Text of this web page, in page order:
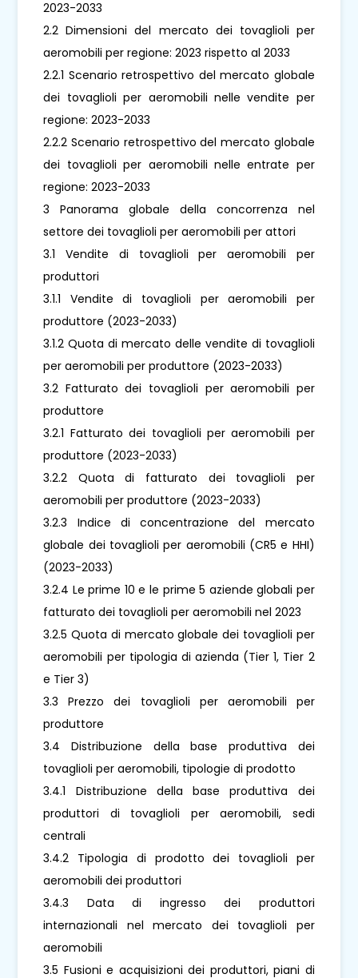
2023-2033
2.2 Dimensioni del mercato dei tovaglioli per
aeromobili per regione: 2023 rispetto al 2033
2.2.1 Scenario retrospettivo del mercato globale
dei tovaglioli per aeromobili nelle vendite per
regione: 2023-2033
2.2.2 Scenario retrospettivo del mercato globale
dei tovaglioli per aeromobili nelle entrate per
regione: 2023-2033
3 Panorama globale della concorrenza nel
settore dei tovaglioli per aeromobili per attori
3.1 Vendite di tovaglioli per aeromobili per
produttori
3.1.1 Vendite di tovaglioli per aeromobili per
produttore (2023-2033)
3.1.2 Quota di mercato delle vendite di tovaglioli
per aeromobili per produttore (2023-2033)
3.2 Fatturato dei tovaglioli per aeromobili per
produttore
3.2.1 Fatturato dei tovaglioli per aeromobili per
produttore (2023-2033)
3.2.2 Quota di fatturato dei tovaglioli per
aeromobili per produttore (2023-2033)
3.2.3 Indice di concentrazione del mercato
globale dei tovaglioli per aeromobili (CR5 e HHI)
(2023-2033)
3.2.4 Le prime 10 e le prime 5 aziende globali per
fatturato dei tovaglioli per aeromobili nel 2023
3.2.5 Quota di mercato globale dei tovaglioli per
aeromobili per tipologia di azienda (Tier 1, Tier 2
e Tier 3)
3.3 Prezzo dei tovaglioli per aeromobili per
produttore
3.4 Distribuzione della base produttiva dei
tovaglioli per aeromobili, tipologie di prodotto
3.4.1 Distribuzione della base produttiva dei
produttori di tovaglioli per aeromobili, sedi
centrali
3.4.2 Tipologia di prodotto dei tovaglioli per
aeromobili dei produttori
3.4.3 Data di ingresso dei produttori
internazionali nel mercato dei tovaglioli per
aeromobili
3.5 Fusioni e acquisizioni dei produttori, piani di